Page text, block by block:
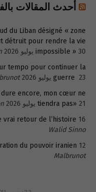
أحدث المقالات
du Liban désigné « zone
détruit pour rendre la vie
impossible » 30 يوليو 2026
tempo pour continuer la
guerre 23 يوليو 2026
dure encore, mon cœur ne
tiendra pas» 21 يوليو 2026
vrai retour de l’histoire 16 يوليو 2026
Walid Sinno
du pouvoir iranien 12 يوليو 2026
Malbrunot